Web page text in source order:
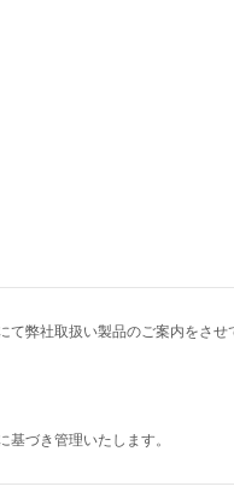
弊社取扱い製品のご案内をさせ
基づき管理いたします。